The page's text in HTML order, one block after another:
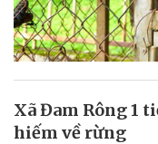
Xã Đam Rông 1
hiếm về rừng